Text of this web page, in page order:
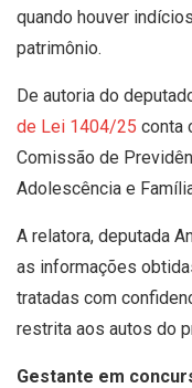
quando houver
patrimônio.
De autoria do
de Lei 1404/25 conta
Comissão de
Adolescência e
A relatora, deputada
as informações
tratadas com
restrita aos autos do
Gestante em